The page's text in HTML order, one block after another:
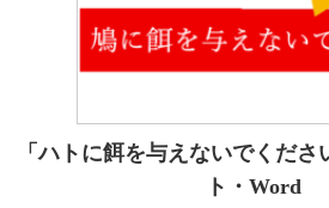
「ハトに餌を与えないでくだ
ト・Word